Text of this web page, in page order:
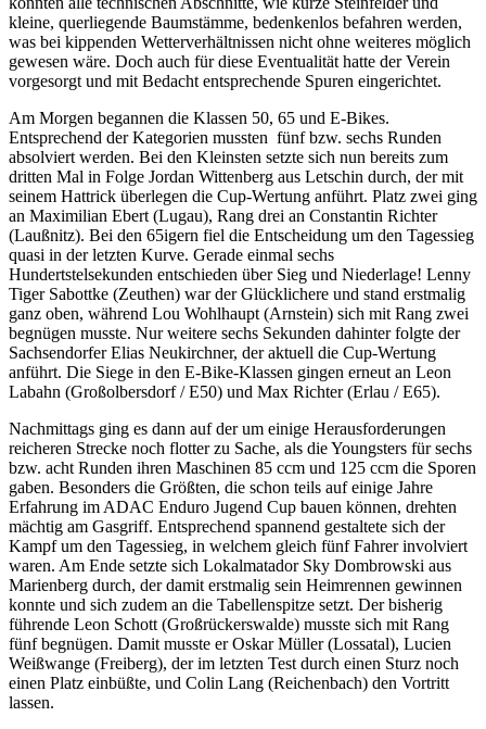
kleine, querliegende Baumstämme, bedenkenlos befahren werden,
was bei kippenden Wetterverhältnissen nicht ohne weiteres möglich
gewesen wäre. Doch auch für diese Eventualität hatte der Verein
vorgesorgt und mit Bedacht entsprechende Spuren eingerichtet.
Am Morgen begannen die Klassen 50, 65 und E-Bikes.
Entsprechend der Kategorien mussten fünf bzw. sechs Runden
absolviert werden. Bei den Kleinsten setzte sich nun bereits zum
dritten Mal in Folge Jordan Wittenberg aus Letschin durch, der mit
seinem Hattrick überlegen die Cup-Wertung anführt. Platz zwei ging
an Maximilian Ebert (Lugau), Rang drei an Constantin Richter
(Laußnitz). Bei den 65igern fiel die Entscheidung um den Tagessieg
quasi in der letzten Kurve. Gerade einmal sechs
Hundertstelsekunden entschieden über Sieg und Niederlage! Lenny
Tiger Sabottke (Zeuthen) war der Glücklichere und stand erstmalig
ganz oben, während Lou Wohlhaupt (Arnstein) sich mit Rang zwei
begnügen musste. Nur weitere sechs Sekunden dahinter folgte der
Sachsendorfer Elias Neukirchner, der aktuell die Cup-Wertung
anführt. Die Siege in den E-Bike-Klassen gingen erneut an Leon
Labahn (Großolbersdorf / E50) und Max Richter (Erlau / E65).
Nachmittags ging es dann auf der um einige Herausforderungen
reicheren Strecke noch flotter zu Sache, als die Youngsters für sechs
bzw. acht Runden ihren Maschinen 85 ccm und 125 ccm die Sporen
gaben. Besonders die Größten, die schon teils auf einige Jahre
Erfahrung im ADAC Enduro Jugend Cup bauen können, drehten
mächtig am Gasgriff. Entsprechend spannend gestaltete sich der
Kampf um den Tagessieg, in welchem gleich fünf Fahrer involviert
waren. Am Ende setzte sich Lokalmatador Sky Dombrowski aus
Marienberg durch, der damit erstmalig sein Heimrennen gewinnen
konnte und sich zudem an die Tabellenspitze setzt. Der bisherig
führende Leon Schott (Großrückerswalde) musste sich mit Rang
fünf begnügen. Damit musste er Oskar Müller (Lossatal), Lucien
Weißwange (Freiberg), der im letzten Test durch einen Sturz noch
einen Platz einbüßte, und Colin Lang (Reichenbach) den Vortritt
lassen.